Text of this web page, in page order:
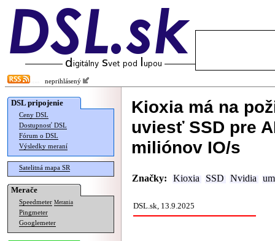
neprihlásený
DSL pripojenie
Ceny DSL
Dostupnosť DSL
Fórum o DSL
Výsledky meraní
Satelitná mapa SR
Merače
Speedmeter Merania
Pingmeter
Googlemeter
Kioxia má na
uviesť SSD pre
miliónov IO/s
Značky: Kioxia SSD Nvidia
DSL.sk, 13.9.2025